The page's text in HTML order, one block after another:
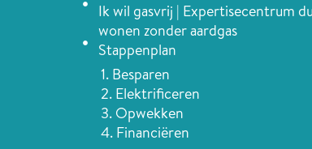
Ik wil gasvrij | Expertisecentrum
wonen zonder aardgas
Stappenplan
1. Besparen
2. Elektrificeren
3. Opwekken
4. Financiëren